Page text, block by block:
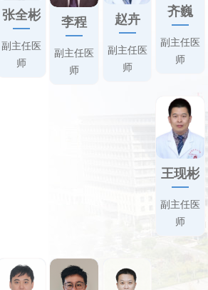
张全彬
副主任医
师
李程
副主任医
师
赵卉
副主任医
师
齐巍
副主任医
师
王现彬
副主任医
师